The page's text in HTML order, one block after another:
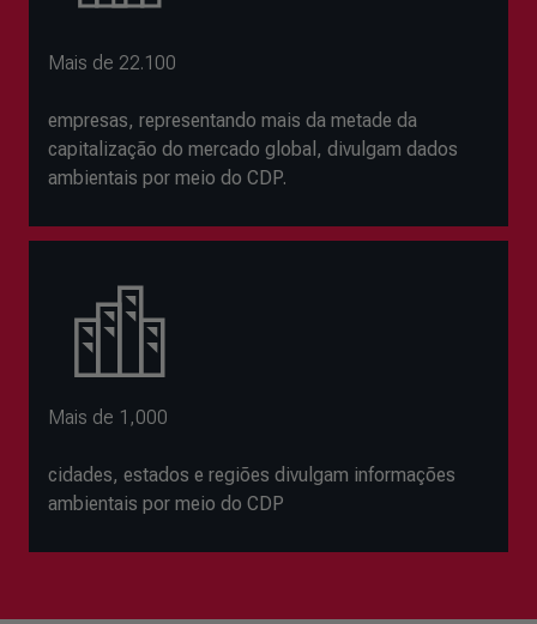
Mais de 22.100
empresas, representando mais da metade da
capitalização do mercado global, divulgam dados
ambientais por meio do CDP.
Mais de 1,000
cidades, estados e regiões divulgam informações
ambientais por meio do CDP